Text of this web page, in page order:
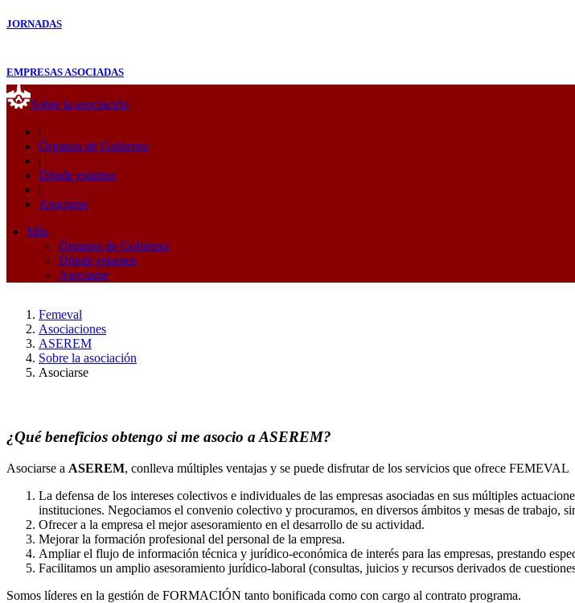
JORNADAS
EMPRESAS ASOCIADAS
Sobre la asociación
Órganos de Gobierno
Dónde estamos
Asociarse
Más
Órganos de Gobierno
Dónde estamos
Asociarse
Femeval
Asociaciones
ASEREM
Sobre la asociación
Asociarse
¿Qué beneficios obtengo si me asocio a ASEREM?
Asociarse a ASEREM, conlleva múltiples ventajas y se puede disfrutar de los servicios que ofrece FEMEVAL
La defensa de los intereses colectivos e individuales de las empresas asociadas en sus múltiples
instituciones. Negociamos el convenio colectivo y procuramos, en diversos ámbitos y mesas de trabajo,
Ofrecer a la empresa el mejor asesoramiento en el desarrollo de su actividad.
Mejorar la formación profesional del personal de la empresa.
Ampliar el flujo de información técnica y jurídico-económica de interés para las empresas, prestando
Facilitamos un amplio asesoramiento jurídico-laboral (consultas, juicios y recursos derivados de
Somos líderes en la gestión de FORMACIÓN tanto bonificada como con cargo al contrato programa.